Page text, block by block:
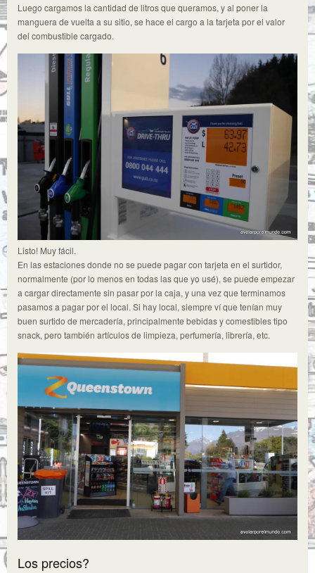
Luego cargamos la cantidad de litros que queramos, y al poner la
manguera de vuelta a su sitio, se hace el cargo a la tarjeta por el valor
del combustible cargado.
Listo! Muy fácil.
En las estaciones donde no se puede pagar con tarjeta en el surtidor,
normalmente (por lo menos en todas las que yo usé), se puede empezar
a cargar directamente sin pasar por la caja, y una vez que terminamos
pasamos a pagar por el local. Si hay local, siempre ví que tenían muy
buen surtido de mercadería, principalmente bebidas y comestibles tipo
snack, pero también artículos de limpieza, perfumería, librería, etc.
Los precios?